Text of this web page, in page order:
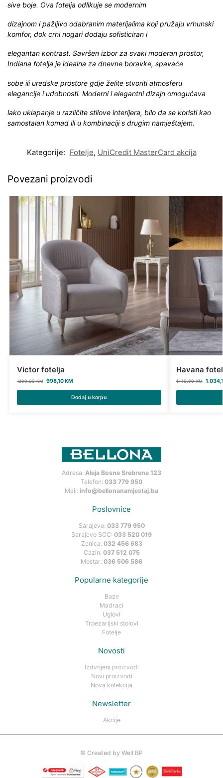
sive boje. Ova fotelja odlikuje se modernim
dizajnom i pažljivo odabranim materijalima koji pružaju vrhunski
komfor, dok crni nogari dodaju sofisticiran i
elegantan kontrast. Savršen izbor za svaki moderan prostor,
Indiana fotelja je idealna za dnevne boravke, spavaće
sobe ili uredske prostore gdje želite stvoriti atmosferu
elegancije i udobnosti. Moderni i elegantni dizajn omogućava
lako uklapanje u različite stilove interijera, bilo da se koristi kao
samostalan komad ili u kombinaciji s drugim namještajem.
Kategorije: Fotelje, UniCredit MasterCard akcija
Povezani proizvodi
Victor fotelja
1.109,00KM 998,10KM
Dodaj u korpu
Havana
1.149,00KM
Adresa: Aleja Bosne Srebrene 123
Telefon: 033 779 950
Mail: info@bellonanamjestaj.ba
Poslovnice
Sarajevo: 033 779 950
Sarajevo SCC: 033 520 019
Zenica: 032 456 683
Cazin: 037 512 075
Mostar: 036 506 586
Popularne kategorije
Baze
Madraci
Uglovi
Trpezarijski stolovi
Fotelje
Novosti
Izdvojeni proizvodi
Novi proizvodi
Nova kolekcija
Newsletter
Akcije
© Created by Well BP